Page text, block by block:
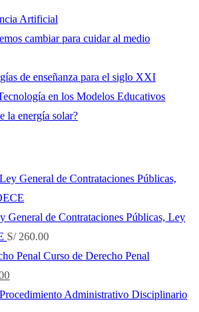
Artificial
cambiar para cuidar al medio
de enseñanza para el siglo XXI
en los Modelos Educativos
la energía solar?
General de Contrataciones Públicas, Ley
S/260.00
Curso de Derecho Penal
El
precio